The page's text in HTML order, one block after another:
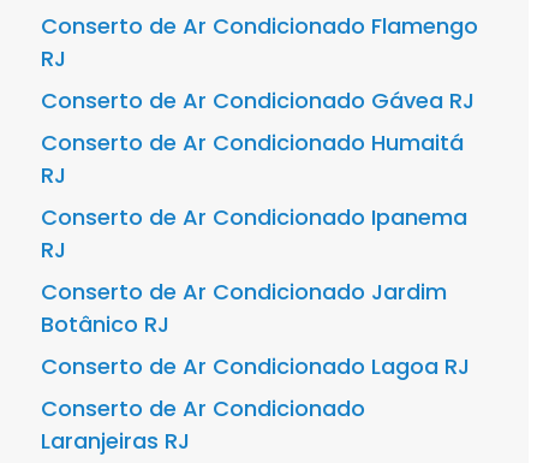
Conserto de Ar Condicionado Flamengo
RJ
Conserto de Ar Condicionado Gávea RJ
Conserto de Ar Condicionado Humaitá
RJ
Conserto de Ar Condicionado Ipanema
RJ
Conserto de Ar Condicionado Jardim
Botânico RJ
Conserto de Ar Condicionado Lagoa RJ
Conserto de Ar Condicionado
Laranjeiras RJ